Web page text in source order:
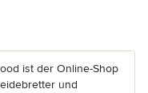
ist der Online-Shop
und